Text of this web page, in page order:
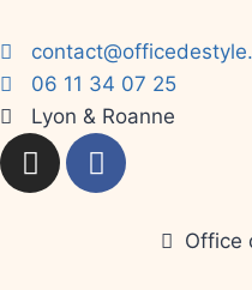
06 11 34 07 25
Lyon & Roanne
Office